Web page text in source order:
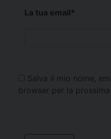
La tua email*
Salva il mio nome,
browser per la